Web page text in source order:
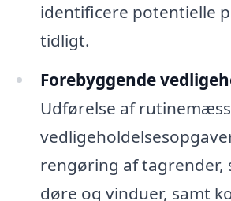
identificere potentielle
tidligt.
Forebyggende
Udførelse af
rengøring af tagrender,
døre og vinduer, samt